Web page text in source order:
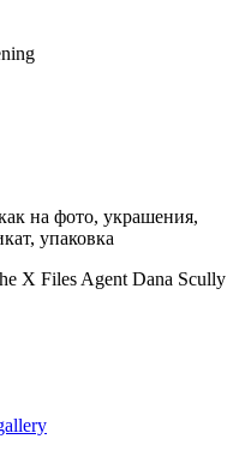
на фото, украшения,
упаковка
X Files Agent Dana Scully